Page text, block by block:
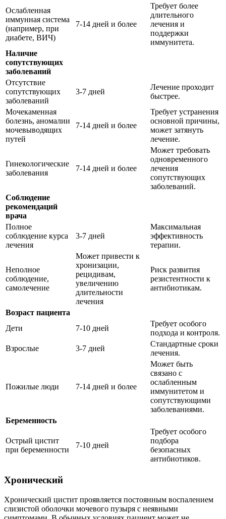
Ослабленная
иммунная система
(например, при
диабете, ВИЧ)
7-14 дней и более
Требует более
длительного
лечения и
поддержки
иммунитета.
Наличие
сопутствующих
заболеваний
Отсутствие
сопутствующих
заболеваний
3-7 дней
Лечение проходит
быстрее.
Мочекаменная
болезнь, аномалии
мочевыводящих
путей
7-14 дней и более
Требует устранения
основной причины,
может затянуть
лечение.
Гинекологические
заболевания
7-14 дней и более
Может требовать
одновременного
лечения
сопутствующих
заболеваний.
Соблюдение
рекомендаций
врача
Полное
соблюдение курса
лечения
3-7 дней
Максимальная
эффективность
терапии.
Неполное
соблюдение,
самолечение
Может привести к
хронизации,
рецидивам,
увеличению
длительности
лечения
Риск развития
резистентности к
антибиотикам.
Возраст пациента
Дети
7-10 дней
Требует особого
подхода и контроля.
Взрослые
3-7 дней
Стандартные сроки
лечения.
Пожилые люди 7-14 дней и более
Может быть
связано с
ослабленным
иммунитетом и
сопутствующими
заболеваниями.
Беременность
Острый цистит
при беременности
7-10 дней
Требует особого
подбора
безопасных
антибиотиков.
Хронический
Хронический цистит проявляется постоянным воспалением
слизистой оболочки мочевого пузыря с неявными